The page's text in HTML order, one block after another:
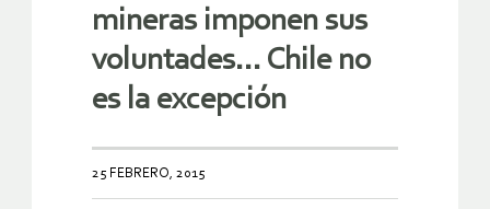
mineras imponen sus
voluntades… Chile no
es la excepción
25 FEBRERO, 2015